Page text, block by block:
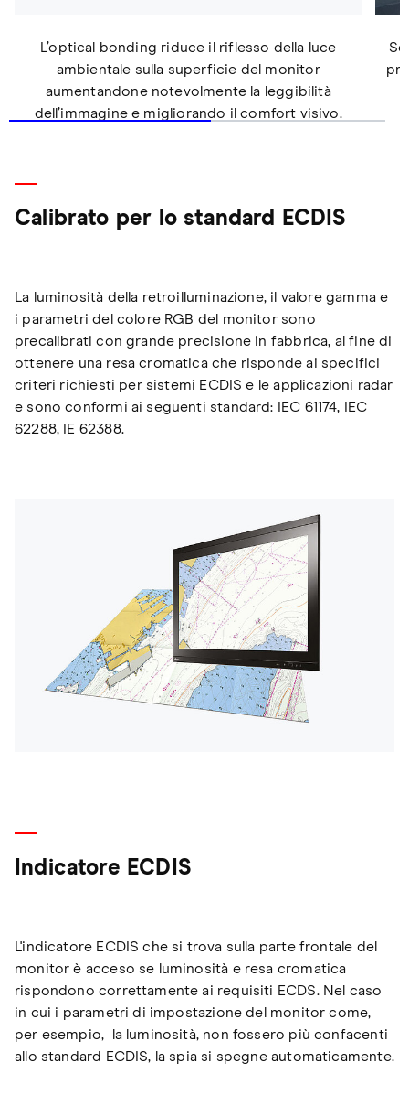
L’optical bonding riduce il riflesso della luce
ambientale sulla superficie del monitor
aumentandone notevolmente la leggibilità
dell’immagine e migliorando il comfort visivo.
Calibrato per lo standard ECDIS
La luminosità della retroilluminazione, il valore gamma e
i parametri del colore RGB del monitor sono
precalibrati con grande precisione in fabbrica, al fine di
ottenere una resa cromatica che risponde ai specifici
criteri richiesti per sistemi ECDIS e le applicazioni radar
e sono conformi ai seguenti standard: IEC 61174, IEC
62288, IE 62388.
Indicatore ECDIS
L'indicatore ECDIS che si trova sulla parte frontale del
monitor è acceso se luminosità e resa cromatica
rispondono correttamente ai requisiti ECDS. Nel caso
in cui i parametri di impostazione del monitor come,
per esempio, la luminosità, non fossero più confacenti
allo standard ECDIS, la spia si spegne automaticamente.